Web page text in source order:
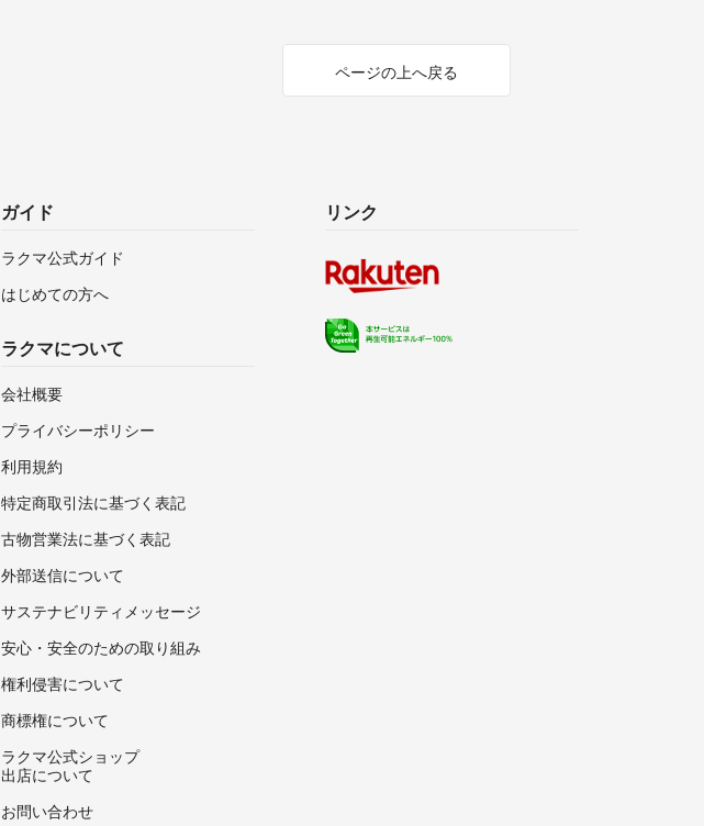
ページの上へ戻る
ガイド
ラクマ公式ガイド
はじめての方へ
ラクマについて
会社概要
プライバシーポリシー
利用規約
特定商取引法に基づく表記
古物営業法に基づく表記
外部送信について
サステナビリティメッセージ
安心・安全のための取り組み
権利侵害について
商標権について
ラクマ公式ショップ
出店について
お問い合わせ
リンク